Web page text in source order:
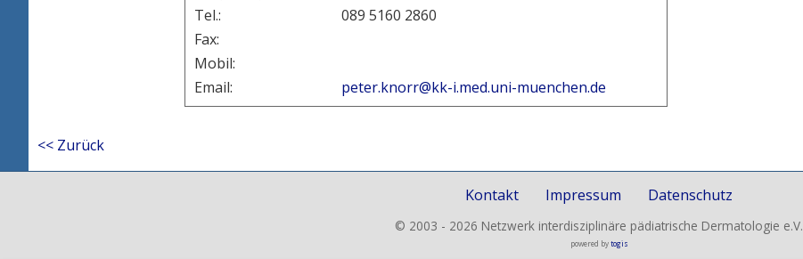
Tel.:
089 5160 2860
Fax:
Mobil:
Email:
peter.knorr@kk-i.med.uni-muenchen.de
<< Zurück
Kontakt Impressum Datenschutz
© 2003 - 2026 Netzwerk interdisziplinäre pädiatrische Dermatologie e.V.
powered bytogis